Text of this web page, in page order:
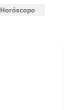
Horóscopo